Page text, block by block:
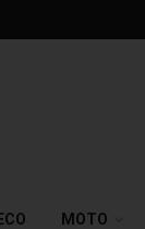
ECO MOTO